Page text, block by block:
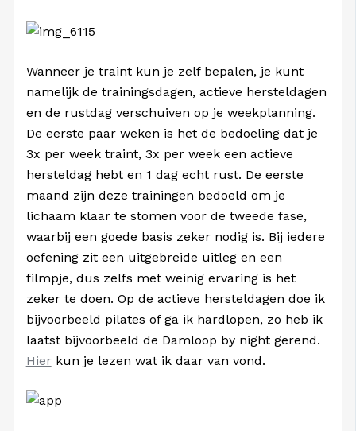
Wanneer je traint kun je zelf bepalen, je kunt
namelijk de trainingsdagen, actieve hersteldagen
en de rustdag verschuiven op je weekplanning.
De eerste paar weken is het de bedoeling dat je
3x per week traint, 3x per week een actieve
hersteldag hebt en 1 dag echt rust. De eerste
maand zijn deze trainingen bedoeld om je
lichaam klaar te stomen voor de tweede fase,
waarbij een goede basis zeker nodig is. Bij iedere
oefening zit een uitgebreide uitleg en een
filmpje, dus zelfs met weinig ervaring is het
zeker te doen. Op de actieve hersteldagen doe ik
bijvoorbeeld pilates of ga ik hardlopen, zo heb ik
laatst bijvoorbeeld de Damloop by night gerend.
Hierkun je lezen wat ik daar van vond.